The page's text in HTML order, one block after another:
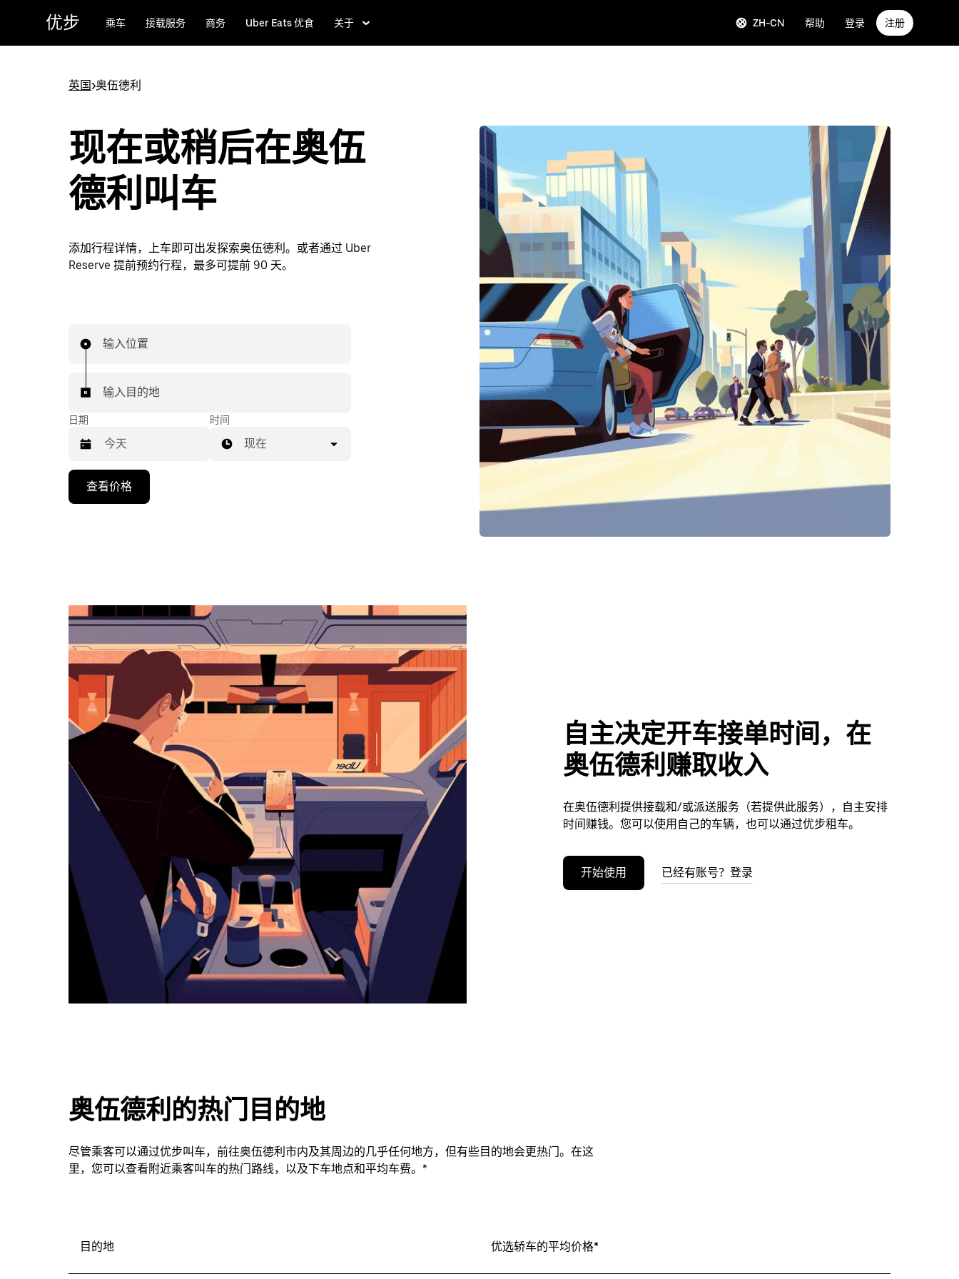
优步 乘车 接载服务 商务 Uber Eats 优食 关于 ZH-CN 帮助 登录 注册
英国>奥伍德利
现在或稍后在奥伍
德利叫车
添加行程详情，上车即可出发探索奥伍德利。或者通过 Uber
Reserve 提前预约行程，最多可提前 90 天。
输入位置
输入目的地
日期
向
览
历
日
期。
退
日
历。
时间
现在
查看价格
自主决定开车接单时间，在
奥伍德利赚取收入
在奥伍德利提供接载和/或派送服务（若提供此服务），自主安排
时间赚钱。您可以使用自己的车辆，也可以通过优步租车。
开始使用 已经有账号？登录
奥伍德利的热门目的地
尽管乘客可以通过优步叫车，前往奥伍德利市内及其周边的几乎任何地方，但有些目的地会更热门。在这
里，您可以查看附近乘客叫车的热门路线，以及下车地点和平均车费。*
目的地 优选轿车的平均价格*